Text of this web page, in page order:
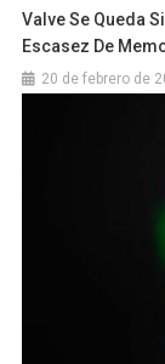
Valve Se Queda
Escasez De
20 de febrero de